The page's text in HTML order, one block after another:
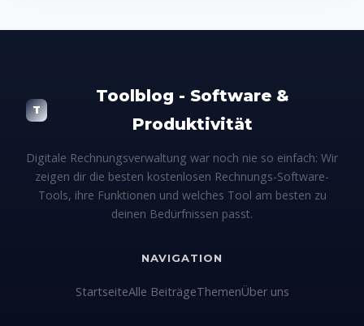
T
Toolblog - Software &
Produktivität
Digitale Rechnungsverwaltung war noch nie so einfach: Wir
zeigen dir die besten kostenlosen Rechnungs-Software-
Tools, ihre Funktionen und welches Tool am besten zu
deinen Bedürfnissen passt.
NAVIGATION
StartseiteAlle BeiträgeThemenÜber uns